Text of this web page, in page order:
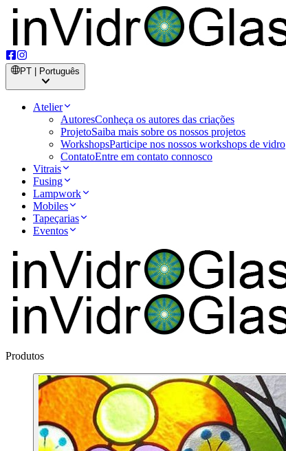
PT | Português
Atelier
AutoresConheça os autores das criações
ProjetoSaiba mais sobre os nossos projetos
WorkshopsParticipe nos nossos workshops de vidro
ContatoEntre em contato connosco
Vitrais
Fusing
Lampwork
Mobiles
Tapeçarias
Eventos
Produtos